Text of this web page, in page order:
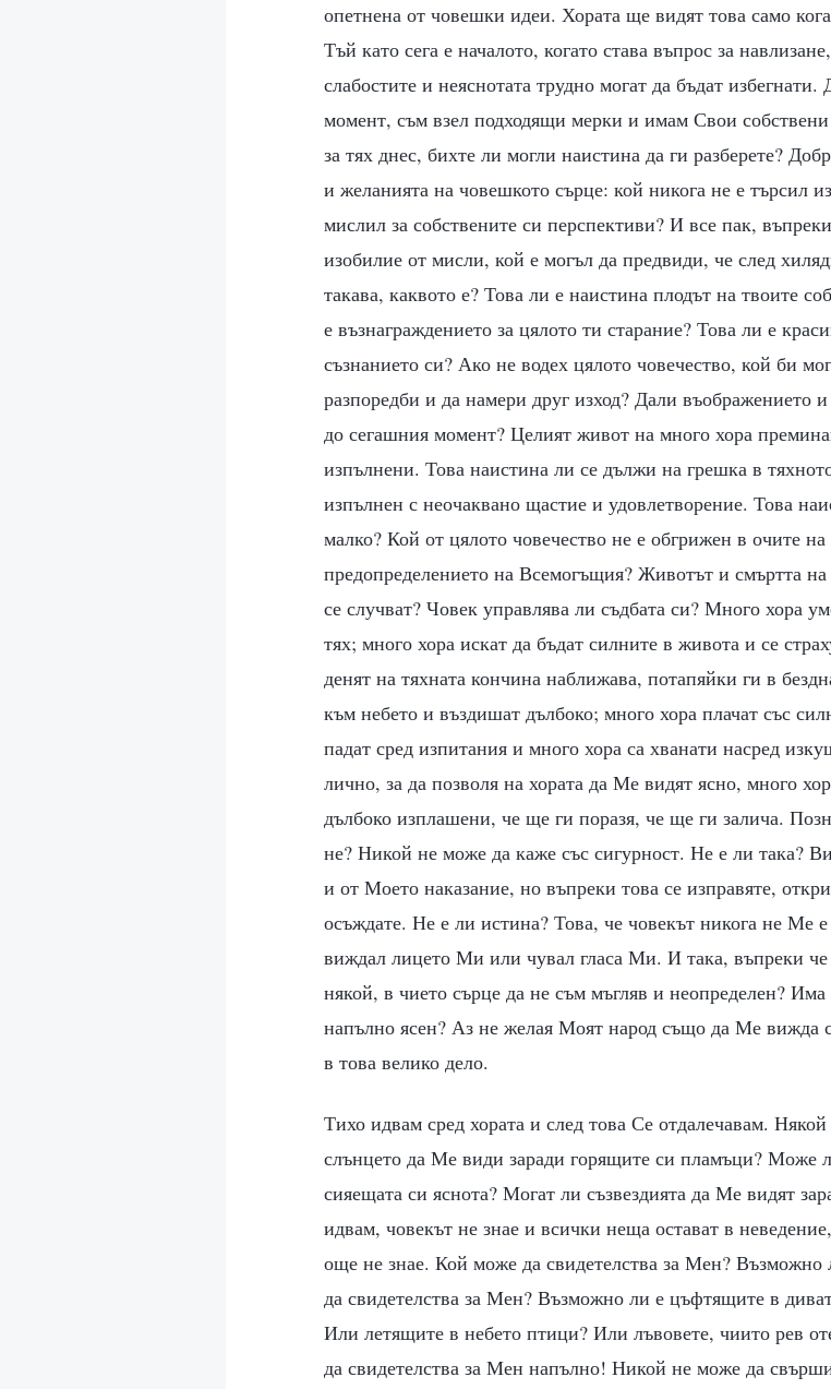
опетнена от човешки идеи. Хората ще видят това само
Тъй като сега е началото, когато става въпрос за
слабостите и неяснотата трудно могат да бъдат
момент, съм взел подходящи мерки и имам Свои
за тях днес, бихте ли могли наистина да ги разберете?
и желанията на човешкото сърце: кой никога не е търсил
мислил за собствените си перспективи? И все пак,
изобилие от мисли, кой е могъл да предвиди, че след
такава, каквото е? Това ли е наистина плодът на твоите
е възнаграждението за цялото ти старание? Това ли е
съзнанието си? Ако не водех цялото човечество, кой би
разпоредби и да намери друг изход? Дали въображението
до сегашния момент? Целият живот на много хора
изпълнени. Това наистина ли се дължи на грешка в
изпълнен с неочаквано щастие и удовлетворение. Това
малко? Кой от цялото човечество не е обгрижен в очите
предопределението на Всемогъщия? Животът и смъртта
се случват? Човек управлява ли съдбата си? Много хора
тях; много хора искат да бъдат силните в живота и се
денят на тяхната кончина наближава, потапяйки ги в
към небето и въздишат дълбоко; много хора плачат със
падат сред изпитания и много хора са хванати насред
лично, за да позволя на хората да Ме видят ясно, много
дълбоко изплашени, че ще ги поразя, че ще ги залича.
не? Никой не може да каже със сигурност. Не е ли така?
и от Моето наказание, но въпреки това се изправяте,
осъждате. Не е ли истина? Това, че човекът никога не Ме
виждал лицето Ми или чувал гласа Ми. И така, въпреки
някой, в чието сърце да не съм мъгляв и неопределен?
напълно ясен? Аз не желая Моят народ също да Ме вижда
в това велико дело.
Тихо идвам сред хората и след това Се отдалечавам.
слънцето да Ме види заради горящите си пламъци? Може
сияещата си яснота? Могат ли съзвездията да Ме видят
идвам, човекът не знае и всички неща остават в
още не знае. Кой може да свидетелства за Мен? Възможно
да свидетелства за Мен? Възможно ли е цъфтящите в
Или летящите в небето птици? Или лъвовете, чиито рев
да свидетелства за Мен напълно! Никой не може да